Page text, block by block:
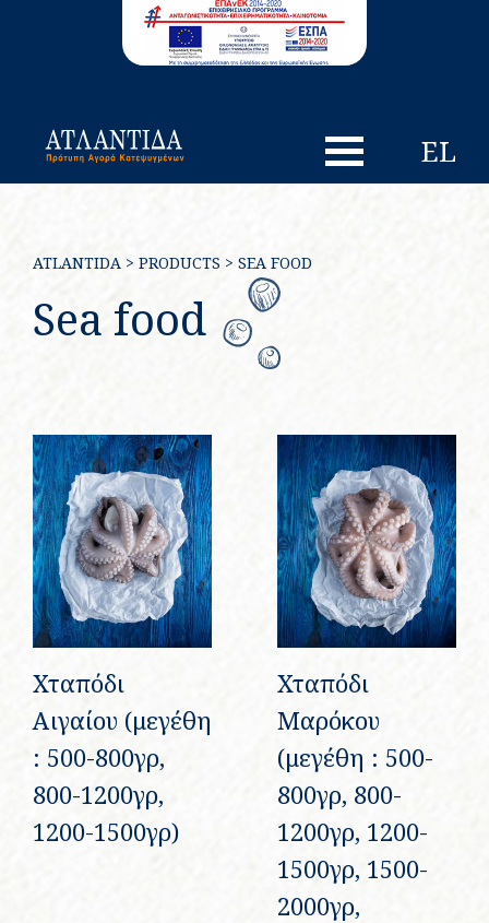
EL
ATLANTIDA > PRODUCTS > SEA FOOD
Sea food
Χταπόδι
Αιγαίου (μεγέθη
: 500-800γρ,
800-1200γρ,
1200-1500γρ)
Χταπόδι
Μαρόκου
(μεγέθη : 500-
800γρ, 800-
1200γρ, 1200-
1500γρ, 1500-
2000γρ,